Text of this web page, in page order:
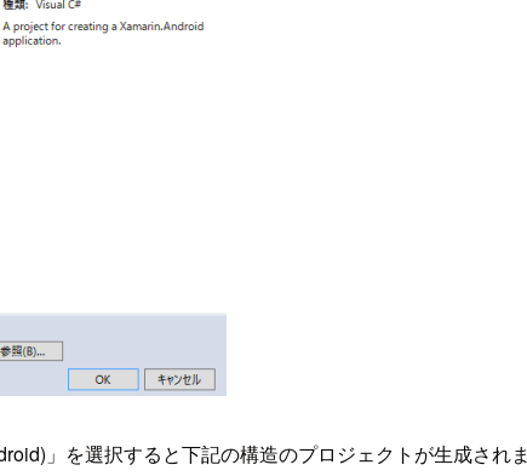
」を選択すると下記の構造のプロジェクトが生成され